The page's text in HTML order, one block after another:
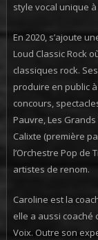
style vocal unique
En 2020, s’ajoute
Loud Classic Rock
classiques rock.
produire en public
concours,
Pauvre, Les
Calixte (première
l’Orchestre Pop de
artistes de renom.
Caroline est la
elle a aussi coaché
Voix. Outre son